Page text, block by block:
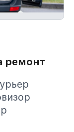
ремонт